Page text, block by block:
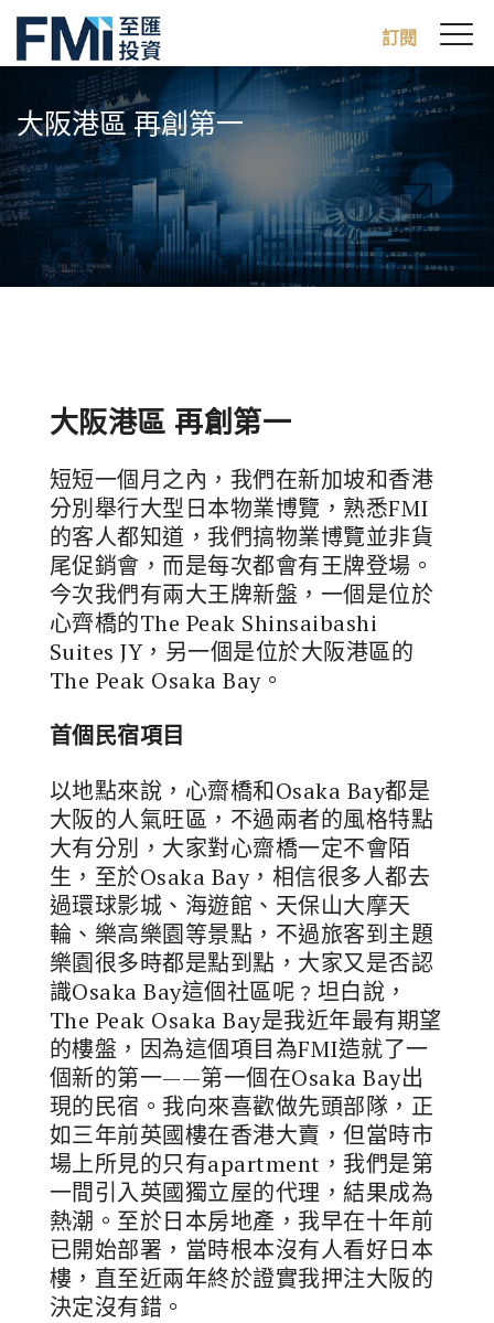
main
content
訂閱
大阪港區 再創第一
大阪港區 再創第一
短短一個月之內，我們在新加坡和香港
分別舉行大型日本物業博覽，熟悉FMI
的客人都知道，我們搞物業博覽並非貨
尾促銷會，而是每次都會有王牌登場。
今次我們有兩大王牌新盤，一個是位於
心齊橋的The Peak Shinsaibashi
Suites JY，另一個是位於大阪港區的
The Peak Osaka Bay。
首個民宿項目
以地點來說，心齋橋和Osaka Bay都是
大阪的人氣旺區，不過兩者的風格特點
大有分別，大家對心齋橋一定不會陌
生，至於Osaka Bay，相信很多人都去
過環球影城、海遊館、天保山大摩天
輪、樂高樂園等景點，不過旅客到主題
樂園很多時都是點到點，大家又是否認
識Osaka Bay這個社區呢﹖坦白說，
The Peak Osaka Bay是我近年最有期望
的樓盤，因為這個項目為FMI造就了一
個新的第一——第一個在Osaka Bay出
現的民宿。我向來喜歡做先頭部隊，正
如三年前英國樓在香港大賣，但當時市
場上所見的只有apartment，我們是第
一間引入英國獨立屋的代理，結果成為
熱潮。至於日本房地產，我早在十年前
已開始部署，當時根本沒有人看好日本
樓，直至近兩年終於證實我押注大阪的
決定沒有錯。